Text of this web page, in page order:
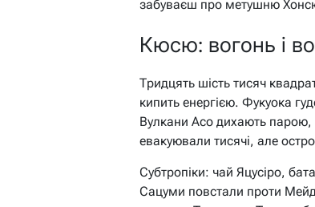
забуваєш про метушню
Кюсю: вогонь і
Тридцять шість тисяч
кипить енергією. Фукуока
Вулкани Асо дихають
евакуювали тисячі, але
Субтропіки: чай Яцуcіро,
Сацуми повстали проти